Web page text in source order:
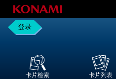
登录
卡片检索 卡片列表